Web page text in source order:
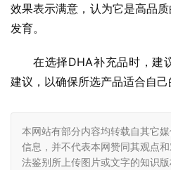
效果表示满意，认为它是高品
发育。
在选择DHA补充品时，建
建议，以确保所选产品适合自己
本网站有部分内容均转载自其它
信息，并不代表本网赞同其观点
法鉴别所上传图片或文字的知识